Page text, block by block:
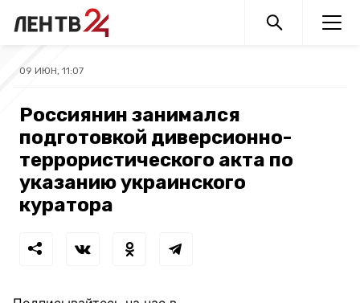
09 ИЮН, 11:07
Россиянин занимался
подготовкой диверсионно-
террористического акта по
указанию украинского
куратора